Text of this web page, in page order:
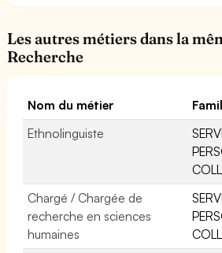
Les autres métiers dans la
Recherche
Nom du métier
Ethnolinguiste
Chargé / Chargée de
recherche en sciences
humaines